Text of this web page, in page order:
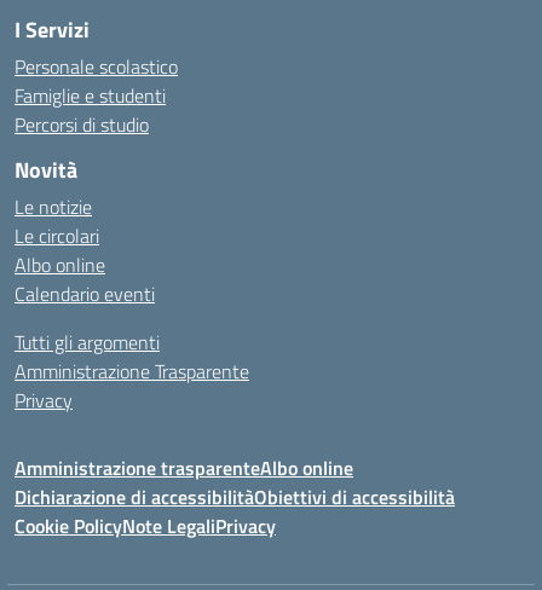
I Servizi
Personale scolastico
Famiglie e studenti
Percorsi di studio
Novità
Le notizie
Le circolari
Albo online
Calendario eventi
Tutti gli argomenti
Amministrazione Trasparente
Privacy
Amministrazione trasparenteAlbo online
Dichiarazione di accessibilitàObiettivi di accessibilità
Cookie PolicyNote LegaliPrivacy